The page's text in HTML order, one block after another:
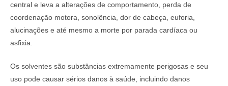
central e leva a alterações de comportamento, perda de
coordenação motora, sonolência, dor de cabeça, euforia,
alucinações e até mesmo a morte por parada cardíaca ou
asfixia.
Os solventes são substâncias extremamente perigosas e seu
uso pode causar sérios danos à saúde, incluindo danos